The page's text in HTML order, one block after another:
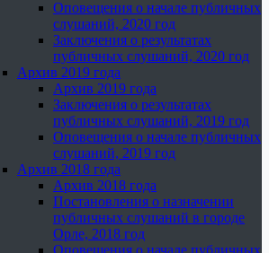
Оповещения о начале публичных
слушаний, 2020 год
Заключения о результатах
публичных слушаний, 2020 год
Архив 2019 года
Архив 2019 года
Заключения о результатах
публичных слушаний, 2019 год
Оповещения о начале публичных
слушаний, 2019 год
Архив 2018 года
Архив 2018 года
Постановления о назначении
публичных слушаний в городе
Орле, 2018 год
Оповещения о начале публичных